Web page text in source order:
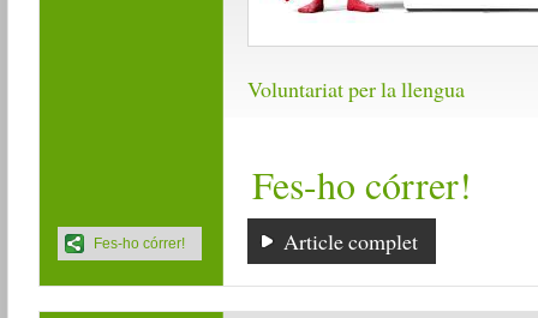
Voluntariat per la llengua
Fes-ho córrer!
Article complet
Fes-ho córrer!